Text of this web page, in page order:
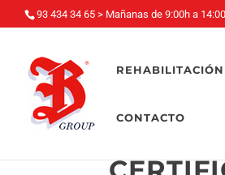
93 434 34 65 > Mañanas de 9:00h a 14:00
REHABILITACIÓN
CONTACTO